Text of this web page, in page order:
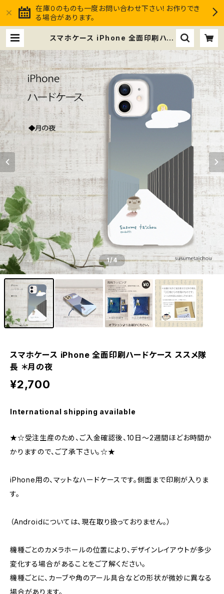
在庫０のものも一度お問い合わせ下さい！お作りでき
る場合があります。
スマホケース iPhone 全面印刷ハー
メ隊長Club market
1/4
スマホケース iPhone 全面印刷ハードケース ススメ隊
長 ＊月の夜
¥2,700
International shipping available
★☆受注生産のため、ご入金確認後、10日〜2週間ほどお時間か
かりますので、ご了承下さい。☆★
iPhone用の、マットなハードケースです。側面まで印刷が入りま
す。
（Androidについては、現在取り扱っておりません。）
機種ごとのカメラホールの位置により、デザインレイアウトが多少
変化する場合があることをご了解ください。
機種ごとに、カーブや角のアール具合などの形状が微妙に異なる
場合があります。